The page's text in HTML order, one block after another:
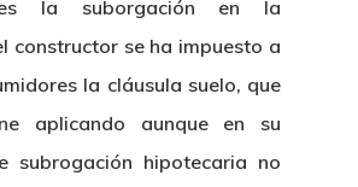
la suborgación en la
constructor se ha impuesto a
la cláusula suelo, que
aplicando aunque en su
subrogación hipotecaria no